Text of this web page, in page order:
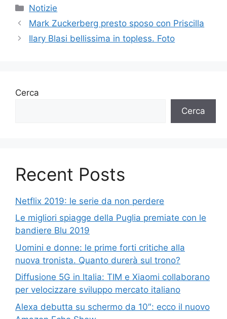
Categorie
Notizie
Mark Zuckerberg presto sposo con Priscilla
Ilary Blasi bellissima in topless. Foto
Cerca
Cerca
Recent Posts
Netflix 2019: le serie da non perdere
Le migliori spiagge della Puglia premiate con le
bandiere Blu 2019
Uomini e donne: le prime forti critiche alla
nuova tronista. Quanto durerà sul trono?
Diffusione 5G in Italia: TIM e Xiaomi collaborano
per velocizzare sviluppo mercato italiano
Alexa debutta su schermo da 10″: ecco il nuovo